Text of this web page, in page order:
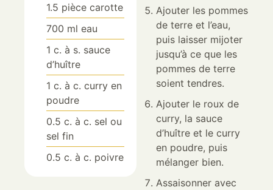
1.5 pièce carotte
700 ml eau
1 c. à s. sauce
d’huître
1 c. à c. curry en
poudre
0.5 c. à c. sel ou
sel fin
0.5 c. à c. poivre
Ajouter les pommes
de terre et l’eau,
puis laisser mijoter
jusqu’à ce que les
pommes de terre
soient tendres.
Ajouter le roux de
curry, la sauce
d’huître et le curry
en poudre, puis
mélanger bien.
Assaisonner avec